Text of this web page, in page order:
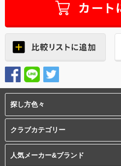
探し方色々
クラブカテゴリー
人気メーカー&ブランド